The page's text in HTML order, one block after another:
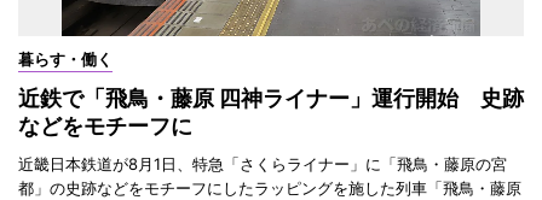
暮らす・働く
近鉄で「飛鳥・藤原 四神ライナー」運行開始 史跡
などをモチーフに
近畿日本鉄道が8月1日、特急「さくらライナー」に「飛鳥・藤原の宮
都」の史跡などをモチーフにしたラッピングを施した列車「飛鳥・藤原